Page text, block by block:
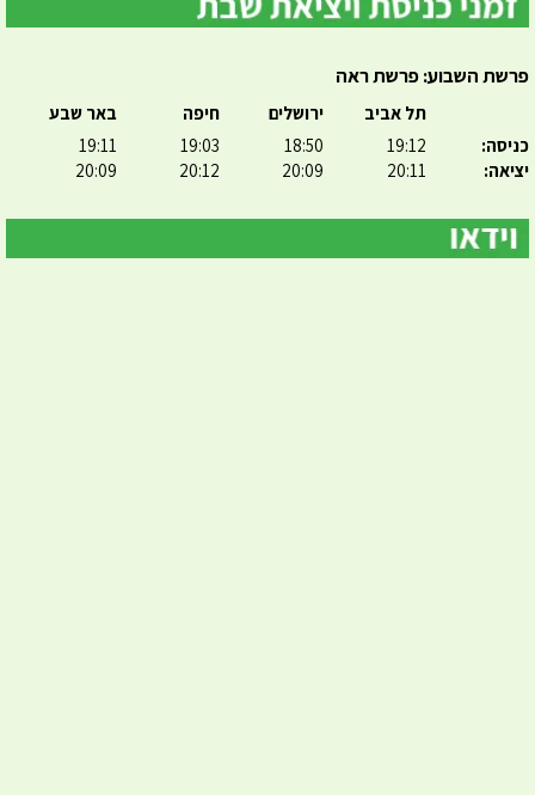
פרשת השבוע: פרשת ראה
כניסה:
יציאה:
תל אביב
19:12
20:11
ירושלים
18:50
20:09
חיפה
19:03
20:12
באר שבע
19:11
20:09